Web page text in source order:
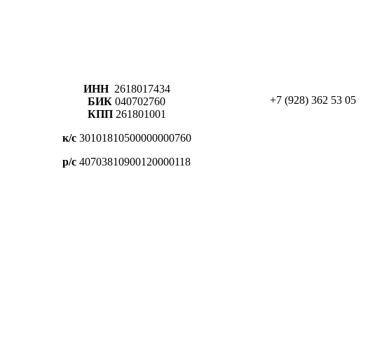
ИНН 2618017434
БИК 040702760
КПП261801001
к/с30101810500000000760
р/с 40703810900120000118
+7 (928) 362 53 05